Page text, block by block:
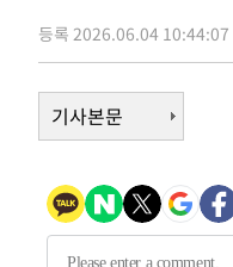
-25812초 전 >백운산서 80
-23522초 전 >선재도서 해
-21056초 전 >
-20432초 전 >여수 오동도
주 날씨]
-13677초 전 >축구협회 "
-12194초 전 >[속보]'압수
등록 2026.06.04 10:44:07
기사본문